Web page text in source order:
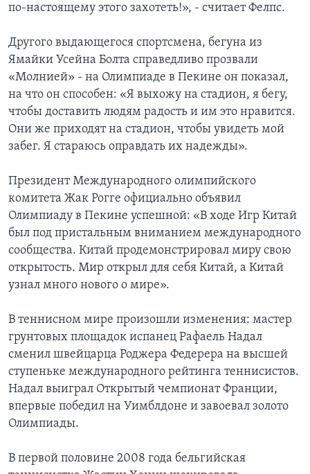
по-настоящему этого захотеть!», - считает Фелпс.
Другого выдающегося спортсмена, бегуна из
Ямайки Усейна Болта справедливо прозвали
«Молнией» - на Олимпиаде в Пекине он показал,
на что он способен: «Я выхожу на стадион, я бегу,
чтобы доставить людям радость и им это нравится.
Они же приходят на стадион, чтобы увидеть мой
забег. Я стараюсь оправдать их надежды».
Президент Международного олимпийского
комитета Жак Рогге официально объявил
Олимпиаду в Пекине успешной: «В ходе Игр Китай
был под пристальным вниманием международного
сообщества. Китай продемонстрировал миру свою
открытость. Мир открыл для себя Китай, а Китай
узнал много нового о мире».
В теннисном мире произошли изменения: мастер
грунтовых площадок испанец Рафаель Надал
сменил швейцарца Роджера Федерера на высшей
ступеньке международного рейтинга теннисистов.
Надал выиграл Открытый чемпионат Франции,
впервые победил на Уимблдоне и завоевал золото
Олимпиады.
В первой половине 2008 года бельгийская